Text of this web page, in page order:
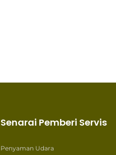
Senarai Pemberi Servis
Penyaman Udara